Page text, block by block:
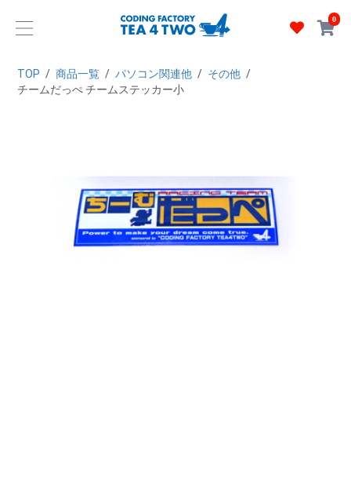
0
TOP / 商品一覧 / パソコン関連他 / その他 /
チームだっぺ チームステッカー小